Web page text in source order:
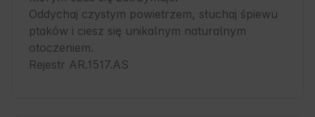
Oddychaj czystym powietrzem, słuchaj śpiewu
ptaków i ciesz się unikalnym naturalnym
otoczeniem.
Rejestr AR.1517.AS